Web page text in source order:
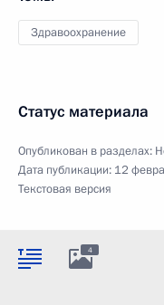
Здравоохранение
Статус материала
Опубликован в разделах:
Дата публикации: 12
Текстовая версия
4